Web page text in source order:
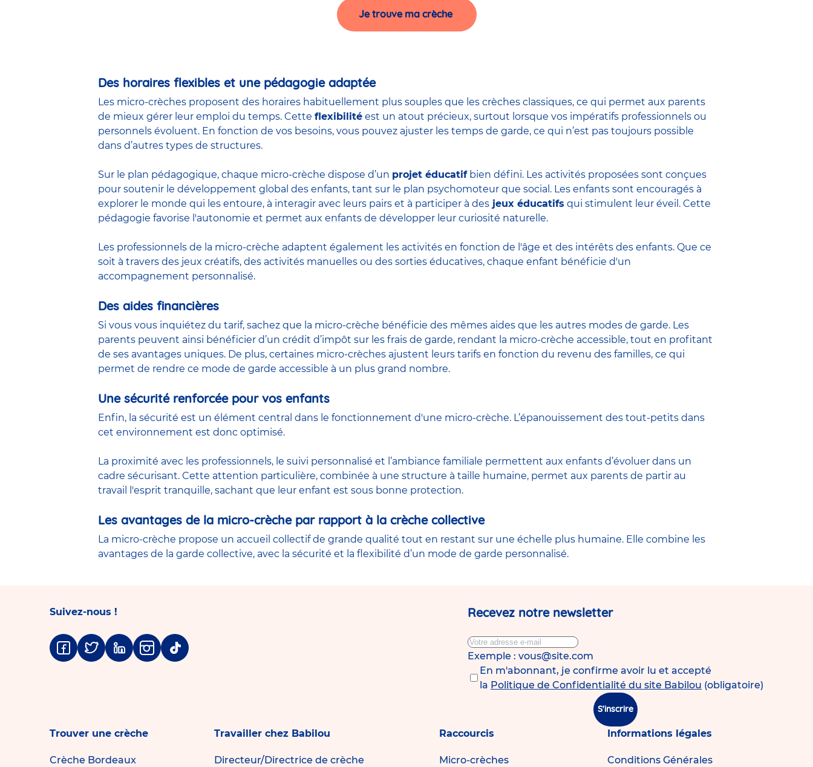
Je trouve ma crèche
Des horaires flexibles et une pédagogie adaptée
Les micro-crèches proposent des horaires habituellement plus souples que les crèches classiques, ce qui permet aux parents
de mieux gérer leur emploi du temps. Cette flexibilité est un atout précieux, surtout lorsque vos impératifs professionnels ou
personnels évoluent. En fonction de vos besoins, vous pouvez ajuster les temps de garde, ce qui n’est pas toujours possible
dans d’autres types de structures.
Sur le plan pédagogique, chaque micro-crèche dispose d’un projet éducatifbien défini. Les activités proposées sont conçues
pour soutenir le développement global des enfants, tant sur le plan psychomoteur que social. Les enfants sont encouragés à
explorer le monde qui les entoure, à interagir avec leurs pairs et à participer à des jeux éducatifs qui stimulent leur éveil. Cette
pédagogie favorise l'autonomie et permet aux enfants de développer leur curiosité naturelle.
Les professionnels de la micro-crèche adaptent également les activités en fonction de l'âge et des intérêts des enfants. Que ce
soit à travers des jeux créatifs, des activités manuelles ou des sorties éducatives, chaque enfant bénéficie d'un
accompagnement personnalisé.
Des aides financières
Si vous vous inquiétez du tarif, sachez que la micro-crèche bénéficie des mêmes aides que les autres modes de garde. Les
parents peuvent ainsi bénéficier d’un crédit d’impôt sur les frais de garde, rendant la micro-crèche accessible, tout en profitant
de ses avantages uniques. De plus, certaines micro-crèches ajustent leurs tarifs en fonction du revenu des familles, ce qui
permet de rendre ce mode de garde accessible à un plus grand nombre.
Une sécurité renforcée pour vos enfants
Enfin, la sécurité est un élément central dans le fonctionnement d'une micro-crèche. L’épanouissement des tout-petits dans
cet environnement est donc optimisé.
La proximité avec les professionnels, le suivi personnalisé et l’ambiance familiale permettent aux enfants d’évoluer dans un
cadre sécurisant. Cette attention particulière, combinée à une structure à taille humaine, permet aux parents de partir au
travail l'esprit tranquille, sachant que leur enfant est sous bonne protection.
Les avantages de la micro-crèche par rapport à la crèche collective
La micro-crèche propose un accueil collectif de grande qualité tout en restant sur une échelle plus humaine. Elle combine les
avantages de la garde collective, avec la sécurité et la flexibilité d’un mode de garde personnalisé.
Suivez-nous !
Facebook
TwitterLinkedinInstagram
Tiktok
Recevez notre newsletter
Exemple : vous@site.com
En m'abonnant, je confirme avoir lu et accepté
la Politique de Confidentialité du site Babilou (obligatoire)
S'inscrire
Trouver une crèche
Crèche Bordeaux
Travailler chez Babilou
Directeur/Directrice de crèche
Raccourcis
Micro-crèches
Informations légales
Conditions Générales